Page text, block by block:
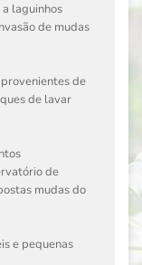
laguinhos
de mudas
de
de lavar
de
mudas do
e pequenas